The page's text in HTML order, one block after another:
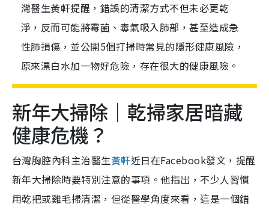
灣醫生黃軒提醒，錯誤的清潔方式不但未必更乾
淨，反而可能將霉菌、毒氣吸入肺部，甚至造成急
性肺損傷，並公開5個打掃時常見的隱形健康風險，
原來漂白水加一物好危險，存在很大的健康風險。
新年大掃除｜乾掃家居暗藏
健康危機？
台灣胸腔內科主治醫生黃軒近日在Facebook發文，提醒
新年大掃除時要特別注意的事項。他指出，不少人習慣
用乾把或雞毛掃清潔，但從醫學角度來看，這是一個錯